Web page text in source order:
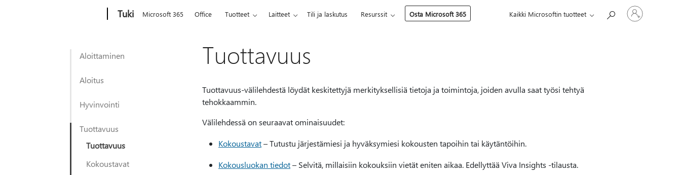
Tuki Microsoft 365 Office Tuotteet Laitteet Tili ja laskutus Resurssit Osta Microsoft 365 Kaikki Microsoftin tuotteet
Kirjaudu
sisään
tilille
Aloittaminen
Aloitus
Hyvinvointi
Tuottavuus
Tuottavuus
Kokoustavat
Tuottavuus
Tuottavuus-välilehdestä löydät keskitettyjä merkityksellisiä tietoja ja toimintoja, joiden avulla saat työsi tehtyä
tehokkaammin.
Välilehdessä on seuraavat ominaisuudet:
Kokoustavat– Tutustu järjestämiesi ja hyväksymiesi kokousten tapoihin tai käytäntöihin.
Kokousluokan tiedot– Selvitä, millaisiin kokouksiin vietät eniten aikaa. Edellyttää Viva Insights -tilausta.